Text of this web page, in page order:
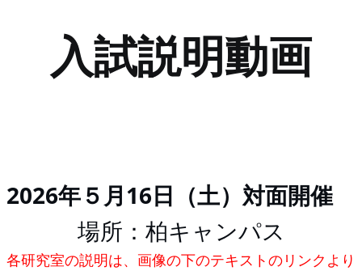
入試説明動画
2026年５月16日（土）対面開催
場所：柏キャンパス
各研究室の説明は、画像の下のテキストのリンクより